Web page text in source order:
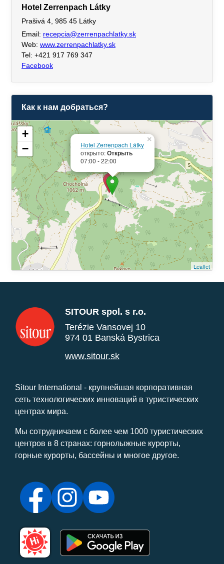
Hotel Zerrenpach Látky
Prašivá 4, 985 45 Látky
Email: recepcia@zerrenpachlatky.sk
Web: www.zerrenpachlatky.sk
Tel: +421 917 769 347
Facebook
Как к нам добраться?
Hotel Zerrenpach Látky
открыто:Открыть
07:00 - 22:00
×
+
−
Leaflet
SITOUR spol. s r.o.
Terézie Vansovej 10
974 01 Banská Bystrica
www.sitour.sk
Sitour International - крупнейшая корпоративная
сеть технологических инноваций в туристических
центрах мира.
Мы сотрудничаем с более чем 1000 туристических
центров в 8 странах: горнолыжные курорты,
горные курорты, бассейны и многое другое.